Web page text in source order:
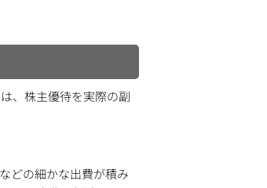
、株主優待を実際の副
どの細かな出費が積み